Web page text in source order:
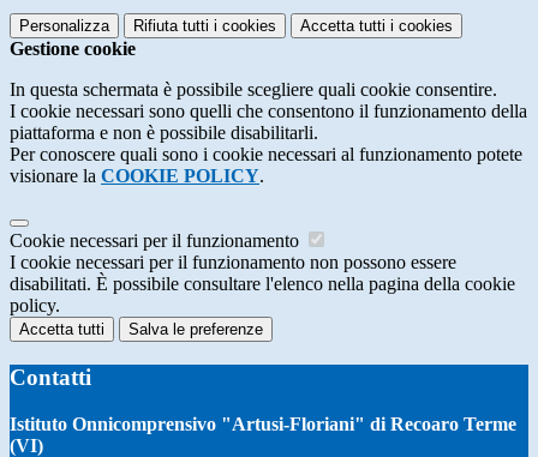
Personalizza Rifiuta tutti i cookies Accetta tutti i cookies
Gestione cookie
In questa schermata è possibile scegliere quali cookie consentire.
I cookie necessari sono quelli che consentono il funzionamento della
piattaforma e non è possibile disabilitarli.
Per conoscere quali sono i cookie necessari al funzionamento potete
visionare la COOKIE POLICY.
Cookie necessari per il funzionamento
I cookie necessari per il funzionamento non possono essere
disabilitati. È possibile consultare l'elenco nella pagina della cookie
policy.
Accetta tutti Salva le preferenze
Contatti
Istituto Onnicomprensivo "Artusi-Floriani" di Recoaro Terme
(VI)